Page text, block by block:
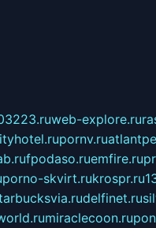
web-explore.ru
pornv.ru
fpodaso.ruemfire.ru
porno-skvirt.rukrospr.ru
delfinet.ru
miraclecoon.ru